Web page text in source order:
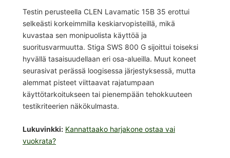
Testin perusteella CLEN Lavamatic 15B 35 erottui
selkeästi korkeimmilla keskiarvopisteillä, mikä
kuvastaa sen monipuolista käyttöä ja
suoritusvarmuutta. Stiga SWS 800 G sijoittui toiseksi
hyvällä tasaisuudellaan eri osa-alueilla. Muut koneet
seurasivat perässä loogisessa järjestyksessä, mutta
alemmat pisteet viittaavat rajatumpaan
käyttötarkoitukseen tai pienempään tehokkuuteen
testikriteerien näkökulmasta.
Lukuvinkki: Kannattaako harjakone ostaa vai
vuokrata?